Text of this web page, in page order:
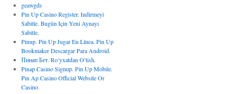
geawgds
Pin Up Casino Register. Indirmeyi
Sabitle. Bugün Için Yeni Aynayı
Sabitle.
Pinup. Pin Up Jugar En Línea. Pin Up
Bookmaker Descargar Para Android.
Пинап Бет. Ro’yxatdan O’tish.
Pinap Casino Signup. Pin Up Mobile.
Pin Ap Casino Official Website Or
Casino.